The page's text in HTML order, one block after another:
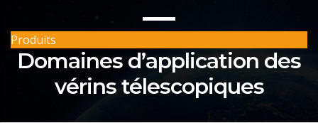
Produits
Domaines d’application des
vérins télescopiques